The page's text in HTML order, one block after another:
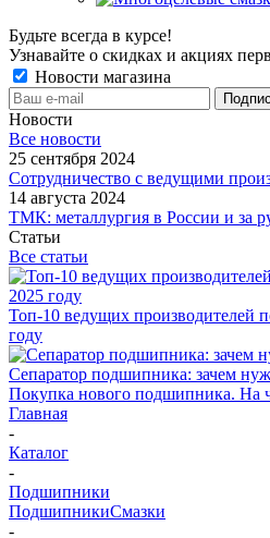
Будьте всегда в курсе!
Узнавайте о скидках и акциях
Новости магазина
Новости
Все новости
25 сентября 2024
Сотрудничество с ведущими
14 августа 2024
ТМК: металлургия в России и за
Статьи
Все статьи
Топ-10 ведущих производителей
году
Сепаратор подшипника: зачем
Покупка нового подшипника. На
Главная
-
Каталог
-
Подшипники
ПодшипникиСмазки
-